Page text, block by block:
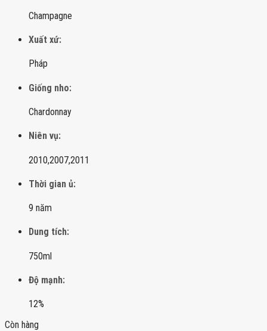
Champagne
Xuất xứ:
Pháp
Giống nho:
Chardonnay
Niên vụ:
2010,2007,2011
Thời gian ủ:
9 năm
Dung tích:
750ml
Độ mạnh:
12%
Còn hàng